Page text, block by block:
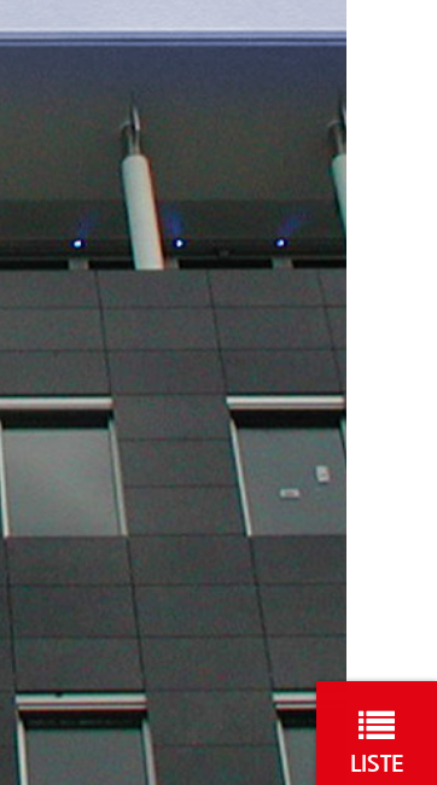
LISTE